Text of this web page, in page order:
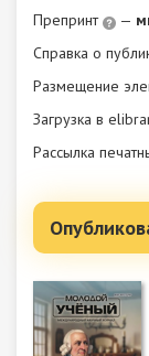
Препринт
—
Справка о
Размещение
Загрузка в
Рассылка